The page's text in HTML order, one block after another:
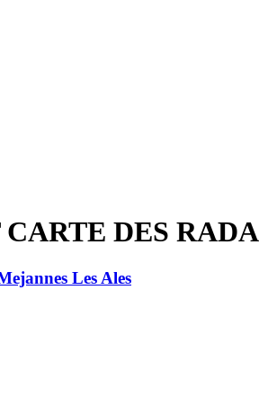
DES
Les Ales